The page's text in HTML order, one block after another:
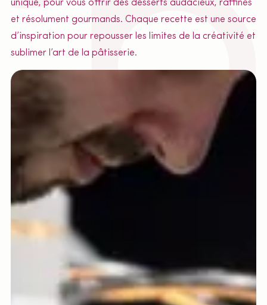
unique, pour vous offrir des desserts audacieux, raffinés
et résolument gourmands. Chaque recette est une source
d’inspiration pour repousser les limites de la créativité et
sublimer l’art de la pâtisserie.